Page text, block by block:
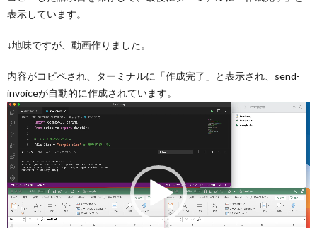
表示しています。
↓地味ですが、動画作りました。
内容がコピペされ、ターミナルに「作成完了」と表示され、send-
invoiceが自動的に作成されています。
動
画
プ
レ
ー
ヤ
ー